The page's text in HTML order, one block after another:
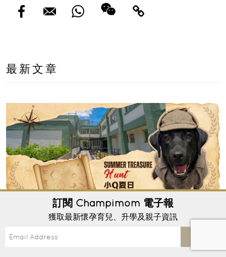
最新文章
【暑假必玩】前流浮山警署香港導盲犬學苑｜導
盲犬親子體驗＋古蹟尋寶 | Champimom送3
訂閱 Champimom 電子報
獲取最新懷孕育兒、升學及親子資訊